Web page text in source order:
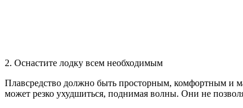
2. Оснастите лодку всем необходимым
Плавсредство должно быть просторным, комфортным и
может резко ухудшиться, поднимая волны. Они не